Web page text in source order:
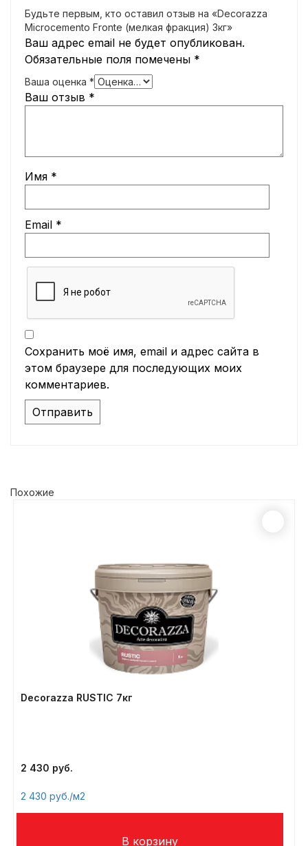
Будьте первым, кто оставил отзыв на «Decorazza
Microcemento Fronte (мелкая фракция) 3кг»
Ваш адрес email не будет опубликован.
Обязательные поля помечены *
Ваша оценка *
Ваш отзыв *
Имя *
Email *
Сохранить моё имя, email и адрес сайта в
этом браузере для последующих моих
комментариев.
Похожие
Decorazza RUSTIC 7кг
2 430
2 430 /м2